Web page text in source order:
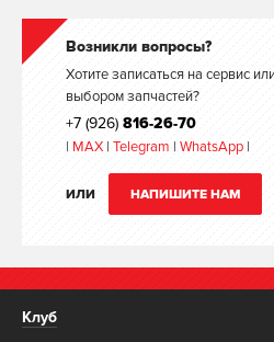
Возникли вопросы?
Хотите записаться на сервис
выбором запчастей?
+7 (926) 816-26-70
| MAX | Telegram | WhatsApp |
ИЛИ НАПИШИТЕ НАМ
Клуб